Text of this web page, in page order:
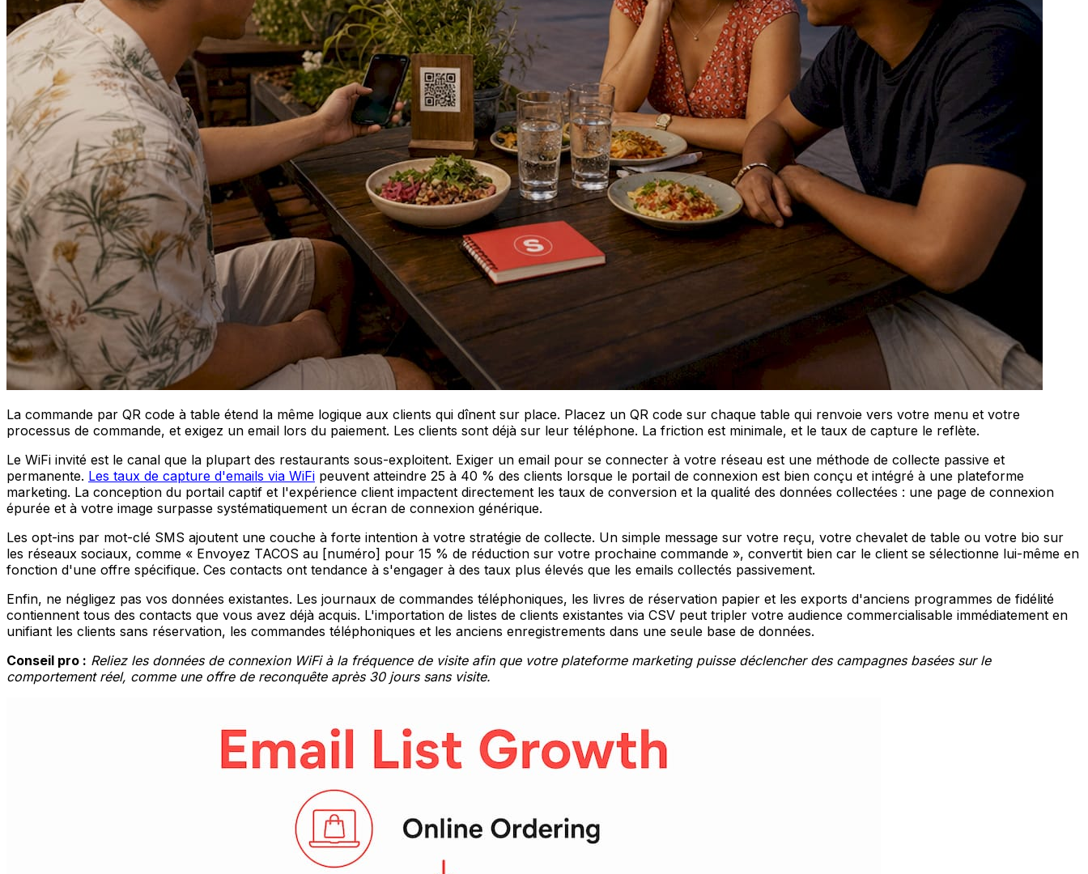
La commande par QR code à table étend la même logique aux clients qui dînent sur place. Placez un QR code sur chaque table qui renvoie vers votre menu et votre
processus de commande, et exigez un email lors du paiement. Les clients sont déjà sur leur téléphone. La friction est minimale, et le taux de capture le reflète.
Le WiFi invité est le canal que la plupart des restaurants sous-exploitent. Exiger un email pour se connecter à votre réseau est une méthode de collecte passive et
permanente. Les taux de capture d'emails via WiFi peuvent atteindre 25 à 40 % des clients lorsque le portail de connexion est bien conçu et intégré à une plateforme
marketing. La conception du portail captif et l'expérience client impactent directement les taux de conversion et la qualité des données collectées : une page de connexion
épurée et à votre image surpasse systématiquement un écran de connexion générique.
Les opt-ins par mot-clé SMS ajoutent une couche à forte intention à votre stratégie de collecte. Un simple message sur votre reçu, votre chevalet de table ou votre bio sur
les réseaux sociaux, comme « Envoyez TACOS au [numéro] pour 15 % de réduction sur votre prochaine commande », convertit bien car le client se sélectionne lui-même en
fonction d'une offre spécifique. Ces contacts ont tendance à s'engager à des taux plus élevés que les emails collectés passivement.
Enfin, ne négligez pas vos données existantes. Les journaux de commandes téléphoniques, les livres de réservation papier et les exports d'anciens programmes de fidélité
contiennent tous des contacts que vous avez déjà acquis. L'importation de listes de clients existantes via CSV peut tripler votre audience commercialisable immédiatement en
unifiant les clients sans réservation, les commandes téléphoniques et les anciens enregistrements dans une seule base de données.
Conseil pro : Reliez les données de connexion WiFi à la fréquence de visite afin que votre plateforme marketing puisse déclencher des campagnes basées sur le
comportement réel, comme une offre de reconquête après 30 jours sans visite.